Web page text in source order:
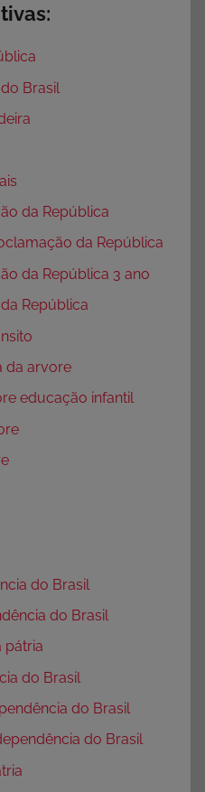
Brasil
da República
da República
da República 3 ano
República
da arvore
educação infantil
do Brasil
do Brasil
pátria
do Brasil
do Brasil
do Brasil